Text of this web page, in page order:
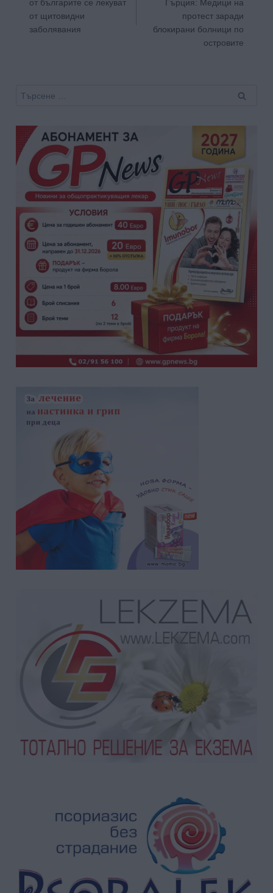
от българите се лекуват
от щитовидни
заболявания
Гърция: Медици на
протест заради
блокирани болници по
островите
Търсене